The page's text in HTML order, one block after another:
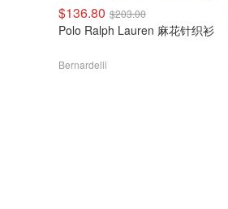
$136.80 $203.00
Polo Ralph Lauren 麻花针织衫
Bernardelli